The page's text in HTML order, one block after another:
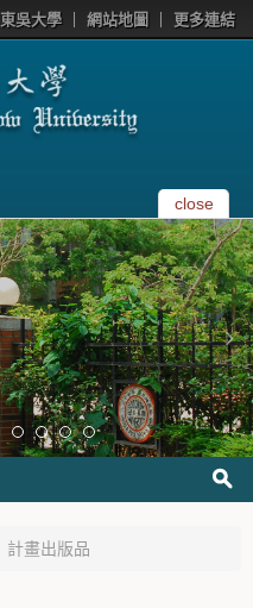
東吳大學 網站地圖 更多連結
close
計畫出版品